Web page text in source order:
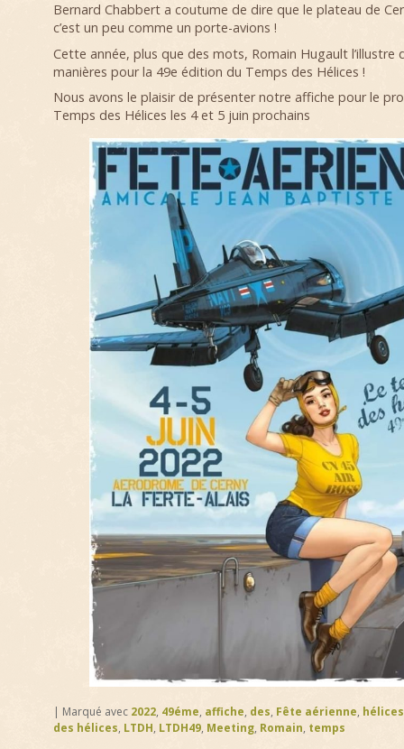
Bernard Chabbert a coutume de dire que le plateau de
c’est un peu comme un porte-avions !
Cette année, plus que des mots, Romain Hugault l’illustre
manières pour la 49e édition du Temps des Hélices !
Nous avons le plaisir de présenter notre affiche pour le
Temps des Hélices les 4 et 5 juin prochains
| Marqué avec 2022, 49éme, affiche, des, Fête aérienne, hélices
des hélices, LTDH, LTDH49, Meeting, Romain, temps